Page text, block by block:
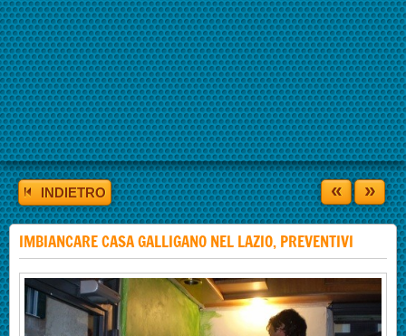
INDIETRO « »
IMBIANCARE CASA GALLIGANO NEL LAZIO, PREVENTIVI